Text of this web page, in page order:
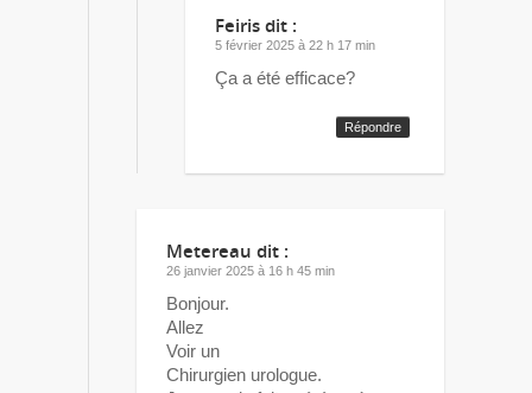
Feiris dit :
5 février 2025 à 22 h 17 min
Ça a été efficace?
Répondre
Metereau dit :
26 janvier 2025 à 16 h 45 min
Bonjour.
Allez
Voir un
Chirurgien urologue.